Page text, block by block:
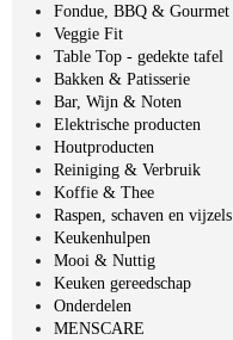
Fondue, BBQ & Gourmet
Veggie Fit
Table Top - gedekte tafel
Bakken & Patisserie
Bar, Wijn & Noten
Elektrische producten
Houtproducten
Reiniging & Verbruik
Koffie & Thee
Raspen, schaven en vijzels
Keukenhulpen
Mooi & Nuttig
Keuken gereedschap
Onderdelen
MENSCARE